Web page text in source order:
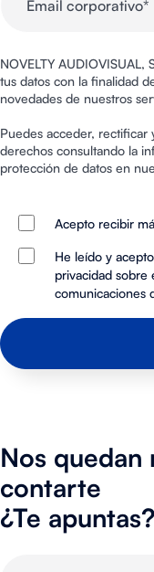
NOVELTY
tus datos con la finalidad
novedades de nuestros
Puedes acceder, rectificar
derechos consultando la
protección de datos en
Acepto recibir
He leído y
privacidad sobre
comunicaciones
Nos quedan
contarte
¿Te apuntas?